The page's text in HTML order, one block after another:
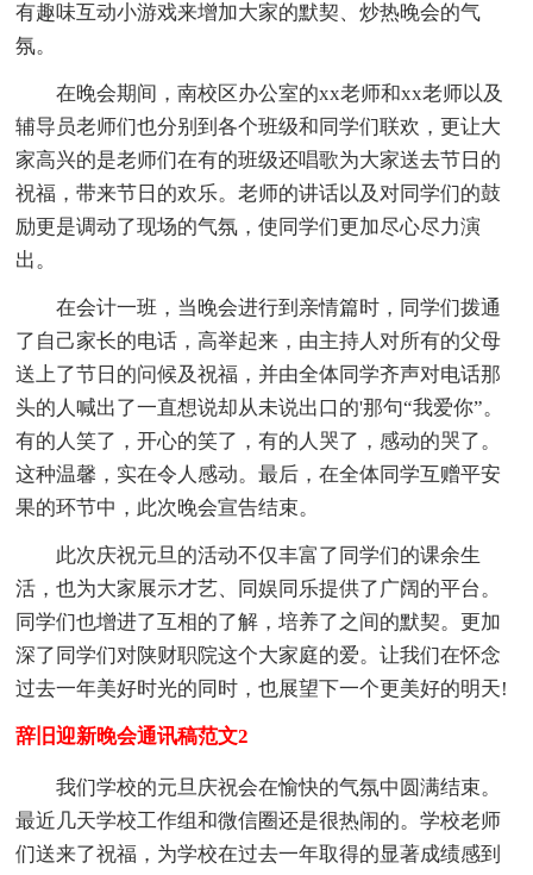
有趣味互动小游戏来增加大家的默契、炒热晚会的气
氛。
在晚会期间，南校区办公室的xx老师和xx老师以及
辅导员老师们也分别到各个班级和同学们联欢，更让大
家高兴的是老师们在有的班级还唱歌为大家送去节日的
祝福，带来节日的欢乐。老师的讲话以及对同学们的鼓
励更是调动了现场的气氛，使同学们更加尽心尽力演
出。
在会计一班，当晚会进行到亲情篇时，同学们拨通
了自己家长的电话，高举起来，由主持人对所有的父母
送上了节日的问候及祝福，并由全体同学齐声对电话那
头的人喊出了一直想说却从未说出口的'那句“我爱你”。
有的人笑了，开心的笑了，有的人哭了，感动的哭了。
这种温馨，实在令人感动。最后，在全体同学互赠平安
果的环节中，此次晚会宣告结束。
此次庆祝元旦的活动不仅丰富了同学们的课余生
活，也为大家展示才艺、同娱同乐提供了广阔的平台。
同学们也增进了互相的了解，培养了之间的默契。更加
深了同学们对陕财职院这个大家庭的爱。让我们在怀念
过去一年美好时光的同时，也展望下一个更美好的明天!
辞旧迎新晚会通讯稿范文2
我们学校的元旦庆祝会在愉快的气氛中圆满结束。
最近几天学校工作组和微信圈还是很热闹的。学校老师
们送来了祝福，为学校在过去一年取得的显著成绩感到